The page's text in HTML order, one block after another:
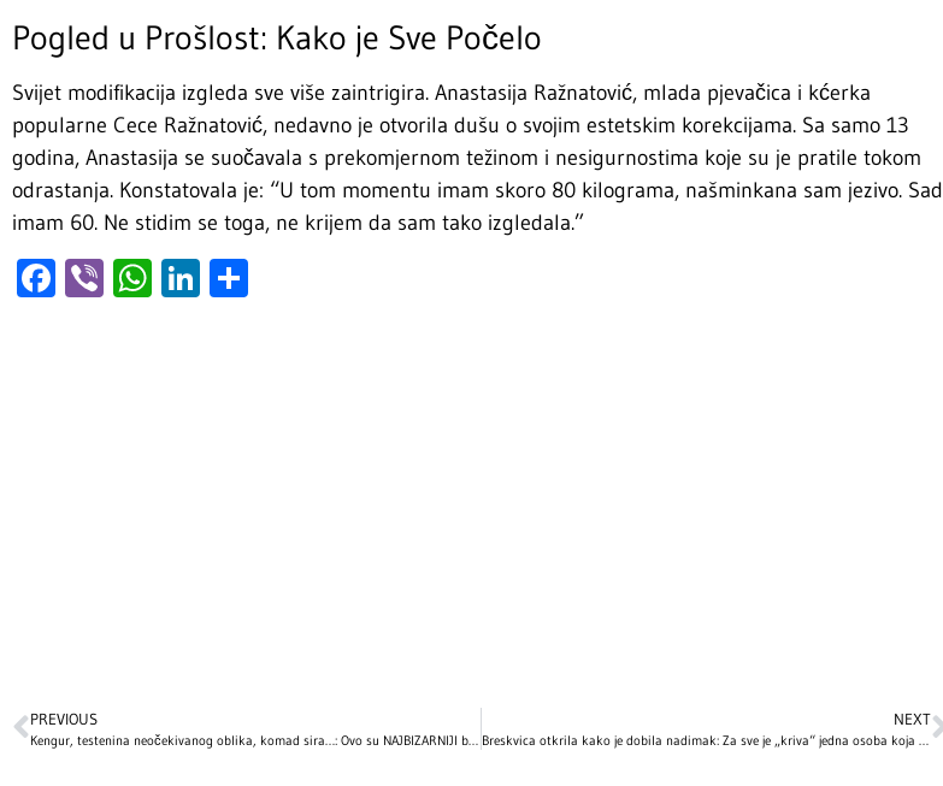
Pogled u Prošlost: Kako je Sve Počelo
Svijet modifikacija izgleda sve više zaintrigira. Anastasija Ražnatović, mlada pjevačica i kćerka
popularne Cece Ražnatović, nedavno je otvorila dušu o svojim estetskim korekcijama. Sa samo 13
godina, Anastasija se suočavala s prekomjernom težinom i nesigurnostima koje su je pratile tokom
odrastanja. Konstatovala je: “U tom momentu imam skoro 80 kilograma, našminkana sam jezivo. Sad
imam 60. Ne stidim se toga, ne krijem da sam tako izgledala.”
Facebook
ViberWhatsApp
LinkedIn
PREVIOUS
Kengur, testenina neočekivanog oblika, komad sira…: Ovo su NAJBIZARNIJI božićni pokloni slavnih, a 1 je posebno zapanjujuć!
NEXT
Breskvica otkrila kako je dobila nadimak: Za sve je „kriva“ jedna osoba koja nije ni slutila da će to postati njen zaštitni znak!